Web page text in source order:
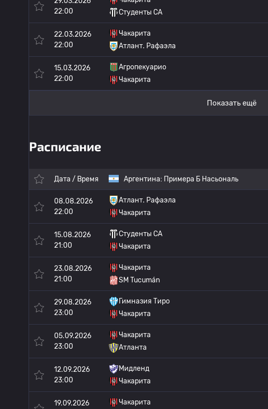
22:00
Студенты CA
22.03.2026
22:00
Чакарита
Атлант. Рафаэла
15.03.2026
22:00
Агропекуарио
Чакарита
Показать ещё
Расписание
Дата / Время Аргентина: Примера Б Насьональ
08.08.2026
22:00
Атлант. Рафаэла
Чакарита
15.08.2026
21:00
Студенты CA
Чакарита
23.08.2026
21:00
Чакарита
SM Tucumán
29.08.2026
23:00
Гимназия Тиро
Чакарита
05.09.2026
23:00
Чакарита
Атланта
12.09.2026
23:00
Мидленд
Чакарита
19.09.2026
Чакарита